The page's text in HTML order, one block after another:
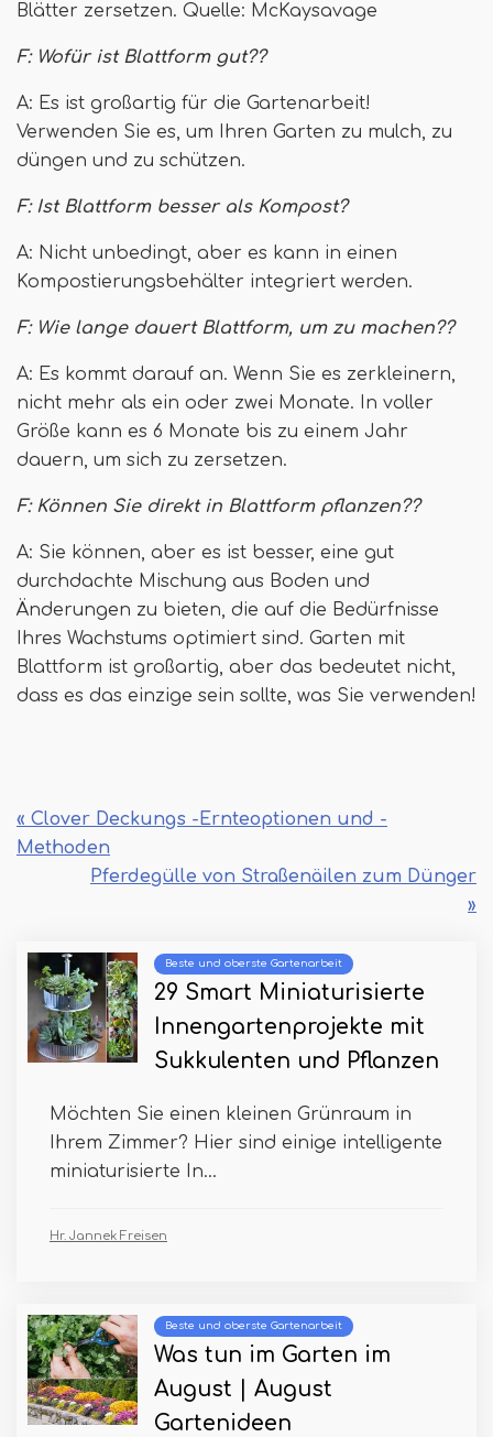
Blätter zersetzen. Quelle: McKaysavage
F: Wofür ist Blattform gut??
A: Es ist großartig für die Gartenarbeit!
Verwenden Sie es, um Ihren Garten zu mulch, zu
düngen und zu schützen.
F: Ist Blattform besser als Kompost?
A: Nicht unbedingt, aber es kann in einen
Kompostierungsbehälter integriert werden.
F: Wie lange dauert Blattform, um zu machen??
A: Es kommt darauf an. Wenn Sie es zerkleinern,
nicht mehr als ein oder zwei Monate. In voller
Größe kann es 6 Monate bis zu einem Jahr
dauern, um sich zu zersetzen.
F: Können Sie direkt in Blattform pflanzen??
A: Sie können, aber es ist besser, eine gut
durchdachte Mischung aus Boden und
Änderungen zu bieten, die auf die Bedürfnisse
Ihres Wachstums optimiert sind. Garten mit
Blattform ist großartig, aber das bedeutet nicht,
dass es das einzige sein sollte, was Sie verwenden!
« Clover Deckungs -Ernteoptionen und -
Methoden
Pferdegülle von Straßenäilen zum Dünger
»
Beste und oberste Gartenarbeit
29 Smart Miniaturisierte
Innengartenprojekte mit
Sukkulenten und Pflanzen
Möchten Sie einen kleinen Grünraum in
Ihrem Zimmer? Hier sind einige intelligente
miniaturisierte In...
Hr. Jannek Freisen
Beste und oberste Gartenarbeit
Was tun im Garten im
August | August
Gartenideen